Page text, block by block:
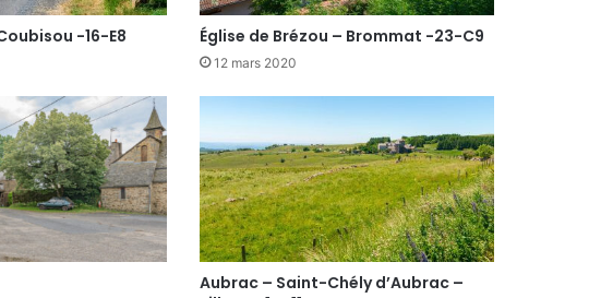
-16-E8 Église de Brézou – Brommat -23-C9
12 mars 2020
Aubrac – Saint-Chély d’Aubrac –